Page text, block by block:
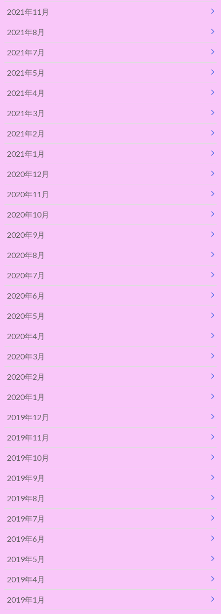
2021年11月
2021年8月
2021年7月
2021年5月
2021年4月
2021年3月
2021年2月
2021年1月
2020年12月
2020年11月
2020年10月
2020年9月
2020年8月
2020年7月
2020年6月
2020年5月
2020年4月
2020年3月
2020年2月
2020年1月
2019年12月
2019年11月
2019年10月
2019年9月
2019年8月
2019年7月
2019年6月
2019年5月
2019年4月
2019年1月